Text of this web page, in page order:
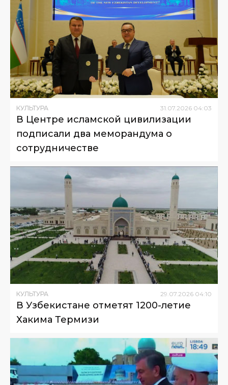
КУЛЬТУРА 31.07.2026 04:03
В Центре исламской цивилизации
подписали два меморандума о
сотрудничестве
КУЛЬТУРА 29 07 2026 04:10
В Узбекистане отметят 1200-летие
Хакима Термизи